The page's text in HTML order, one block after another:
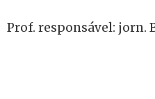
Prof. responsável: jorn.